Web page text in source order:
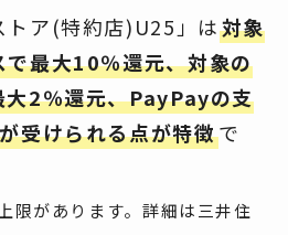
トア(特約店)U25」は対象
で最大10％還元、対象の
大2％還元、PayPayの支
受けられる点が特徴で
限があります。詳細は三井住